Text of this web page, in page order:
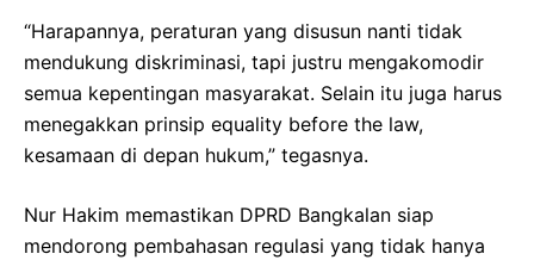
“Harapannya, peraturan yang disusun nanti tidak
mendukung diskriminasi, tapi justru mengakomodir
semua kepentingan masyarakat. Selain itu juga harus
menegakkan prinsip equality before the law,
kesamaan di depan hukum,” tegasnya.
Nur Hakim memastikan DPRD Bangkalan siap
mendorong pembahasan regulasi yang tidak hanya